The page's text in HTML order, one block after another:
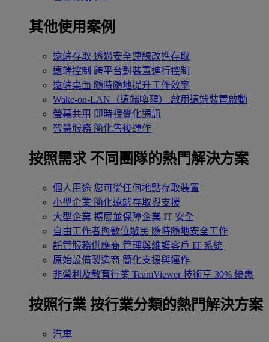
其他使用案例
遠端存取 透過安全連線改進存取
遠端控制 跨平台對裝置進行控制
遠端桌面 隨時隨地提升工作效率
Wake-on-LAN（遠端喚醒）
啟用遠端裝置啟動
螢幕共用 即時視覺化通訊
智慧服務 簡化售後運作
按照需求 不同團隊的熱門解決方案
個人用途 您可從任何地點存取裝置
小型企業 簡化遠端存取與支援
大型企業 擴展並保障企業 IT 安全
自由工作者與數位遊民 隨時隨地安全工作
託管服務供應商 管理與維護客戶 IT 系統
原始設備製造商 簡化支援與運作
非營利及教育行業 TeamViewer 技術享 30% 優惠
按照行業 按行業分類的熱門解決方案
汽車